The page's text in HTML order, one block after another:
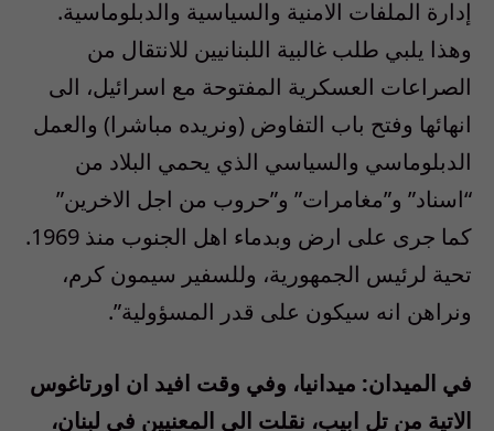
إدارة الملفات الامنية والسياسية والدبلوماسية.
وهذا يلبي طلب غالبية اللبنانيين للانتقال من
الصراعات العسكرية المفتوحة مع اسرائيل، الى
انهائها وفتح باب التفاوض (ونريده مباشرا) والعمل
الدبلوماسي والسياسي الذي يحمي البلاد من
“اسناد” و”مغامرات” و”حروب من اجل الاخرين”
كما جرى على ارض وبدماء اهل الجنوب منذ 1969.
تحية لرئيس الجمهورية، وللسفير سيمون كرم،
ونراهن انه سيكون على قدر المسؤولية”.
في الميدان: ميدانيا، وفي وقت افيد ان اورتاغوس
الاتية من تل ابيب، نقلت الى المعنيين في لبنان،